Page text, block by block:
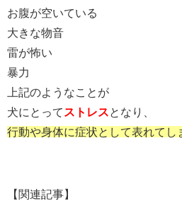
お腹が空いている
大きな物音
雷が怖い
暴力
上記のようなことが
犬にとって ストレス となり、
行動や身体に症状として表れてし
【関連記事】